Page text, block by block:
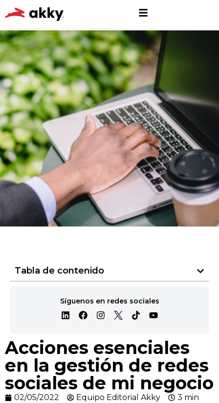
Tabla de contenido
Síguenos en redes sociales
Acciones esenciales
en la gestión de redes
sociales de mi negocio
02/05/2022 Equipo Editorial Akky
3 min